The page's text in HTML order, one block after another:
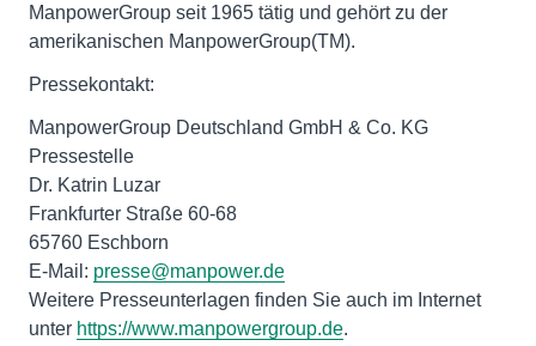
ManpowerGroup seit 1965 tätig und gehört zu der
amerikanischen ManpowerGroup(TM).
Pressekontakt:
ManpowerGroup Deutschland GmbH & Co. KG
Pressestelle
Dr. Katrin Luzar
Frankfurter Straße 60-68
65760 Eschborn
E-Mail: presse@manpower.de
Weitere Presseunterlagen finden Sie auch im Internet
unter https://www.manpowergroup.de.